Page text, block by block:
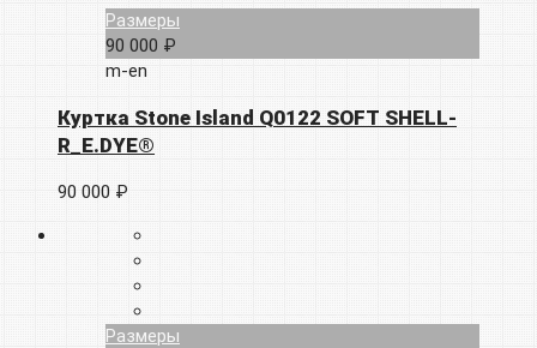
Размеры
90 000 ₽
m-en
Куртка Stone Island Q0122 SOFT SHELL-
R_E.DYE®
90 000 ₽
Размеры